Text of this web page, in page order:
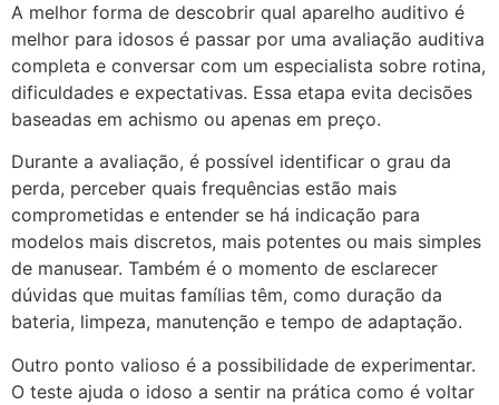
A melhor forma de descobrir qual aparelho auditivo é
melhor para idosos é passar por uma avaliação auditiva
completa e conversar com um especialista sobre rotina,
dificuldades e expectativas. Essa etapa evita decisões
baseadas em achismo ou apenas em preço.
Durante a avaliação, é possível identificar o grau da
perda, perceber quais frequências estão mais
comprometidas e entender se há indicação para
modelos mais discretos, mais potentes ou mais simples
de manusear. Também é o momento de esclarecer
dúvidas que muitas famílias têm, como duração da
bateria, limpeza, manutenção e tempo de adaptação.
Outro ponto valioso é a possibilidade de experimentar.
O teste ajuda o idoso a sentir na prática como é voltar